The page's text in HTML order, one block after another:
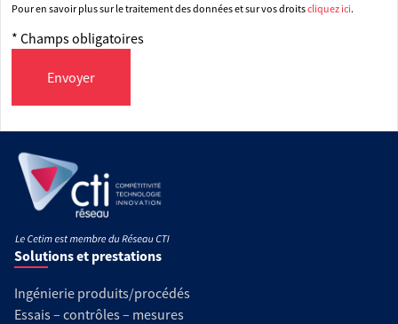
Pour en savoir plus sur le traitement des données et sur vos droitscliquez ici.
* Champs obligatoires
Envoyer
Solutions et prestations
Ingénierie produits/procédés
Essais – contrôles – mesures